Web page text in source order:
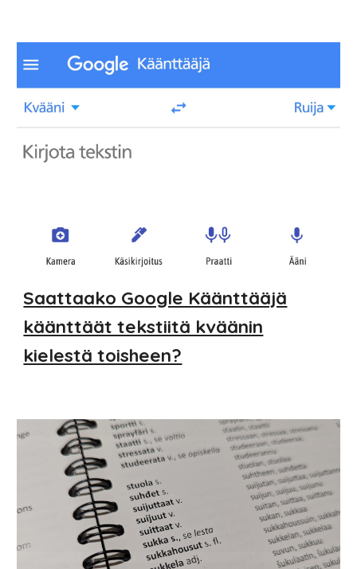
Saattaako Google Käänttääjä
käänttäät tekstiitä kväänin
kielestä toisheen?